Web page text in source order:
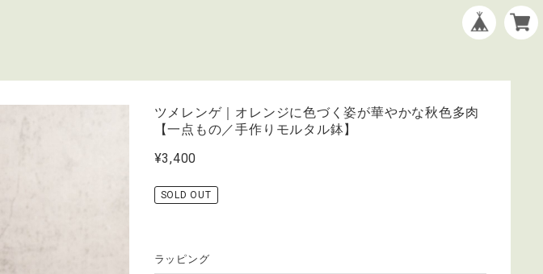
ツメレンゲ｜オレンジに色づく姿が華やかな秋色多肉
【一点もの／手作りモルタル鉢】
¥3,400
SOLD OUT
ラッピング